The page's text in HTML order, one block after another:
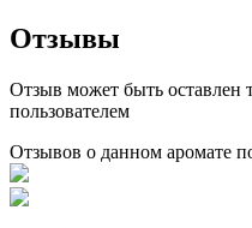
Отзывы
Отзыв может быть оставлен
пользователем
Отзывов о данном аромате